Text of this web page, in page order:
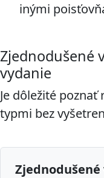
inými
Zjednodušené
vydanie
Je dôležité
typmi bez
Zjednodušené